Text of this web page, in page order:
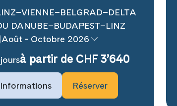
DANUBE–BUDAPEST–LINZ
Août - Octobre 2026
à partir de CHF 3’640
Informations Réserver
Prochaines dates de voyage
28 août 2026
25 septembre 2026